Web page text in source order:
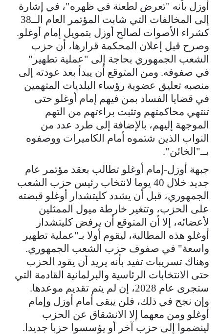
أوزل بأنه "تعرض لطعنة في ظهره"، في إشارة
إلى المخالفات التي شابت المؤتمر العام الــ38
كشراء الأصوات لصالح أوزل بتمويل إمام أوغلو.
وصرح قبل إعلان المحكمة قرارها، أن حزب
الشعب الجمهوري بحاجة إلى "عملية تطهير"
في صفوفه. ومن المتوقع أن يبدأ بعد عودته إلى
منصبه تعليق عضوية رؤساء البلديات المتهمين
في قضايا الفساد بمن فيهم إمام أوغلو حتى
تنتهي محاكمتهم وتثبت براءتهم من التهم
الموجهة إليهم، بالإضافة إلى طرد عدد من
النواب الذين شتموه أمام الكاميرات ووصفوه
بــ"الخائن".
جبهة أوزل-إمام أوغلو تطالب بعقد مؤتمر عام
جديد خلال 40 يوما لانتخاب رئيس حزب الشعب
الجمهوري، قبل أن يشدد كليتشدار أوغلو قبضته
على الحزب، وتتغير خارطة ميول الممثلين
لأعضائه، إلا أن المتوقع أن يرفض كليتشدار
أوغلو هذه المطالبة، ليقوم أولا بـ"عملية تطهير
واسعة" في صفوف حزب الشعب الجمهوري.
وهناك تسريبات تفيد بأنه يريد أن يقود الحزب
حتى الانتخابات الرئاسية والبرلمانية القادمة التي
ستجرى عام 2028، إن لم يتم تقديم موعدها.
وإن نجح في ذلك، فلن يبقى أمام أوزل وإمام
أوغلو ومن معهما إلا الانشقاق عن الحزب
لينضموا إلى حزب آخر أو يؤسسوا حزبا جديدا.